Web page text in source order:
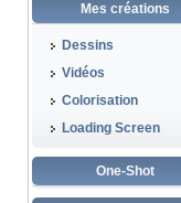
Mes créations
Dessins
Vidéos
Colorisation
Loading Screen
One-Shot